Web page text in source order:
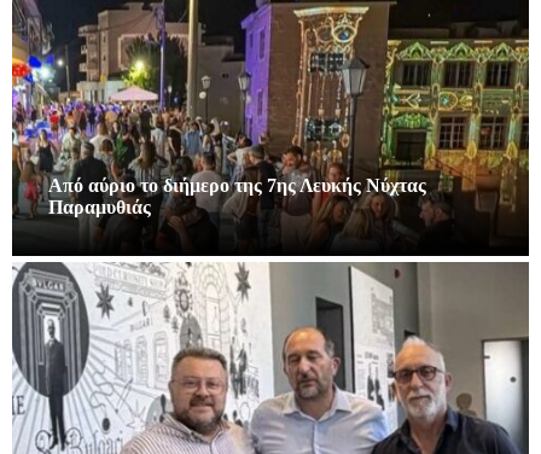
Από αύριο το διήμερο της 7ης Λευκής Νύχτας
Παραμυθιάς